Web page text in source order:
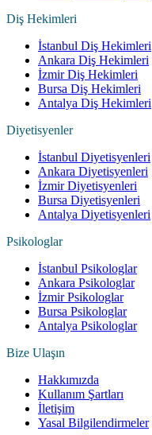
Diş Hekimleri
İstanbul Diş Hekimleri
Ankara Diş Hekimleri
İzmir Diş Hekimleri
Bursa Diş Hekimleri
Antalya Diş Hekimleri
Diyetisyenler
İstanbul Diyetisyenleri
Ankara Diyetisyenleri
İzmir Diyetisyenleri
Bursa Diyetisyenleri
Antalya Diyetisyenleri
Psikologlar
İstanbul Psikologlar
Ankara Psikologlar
İzmir Psikologlar
Bursa Psikologlar
Antalya Psikologlar
Bize Ulaşın
Hakkımızda
Kullanım Şartları
İletişim
Yasal Bilgilendirmeler